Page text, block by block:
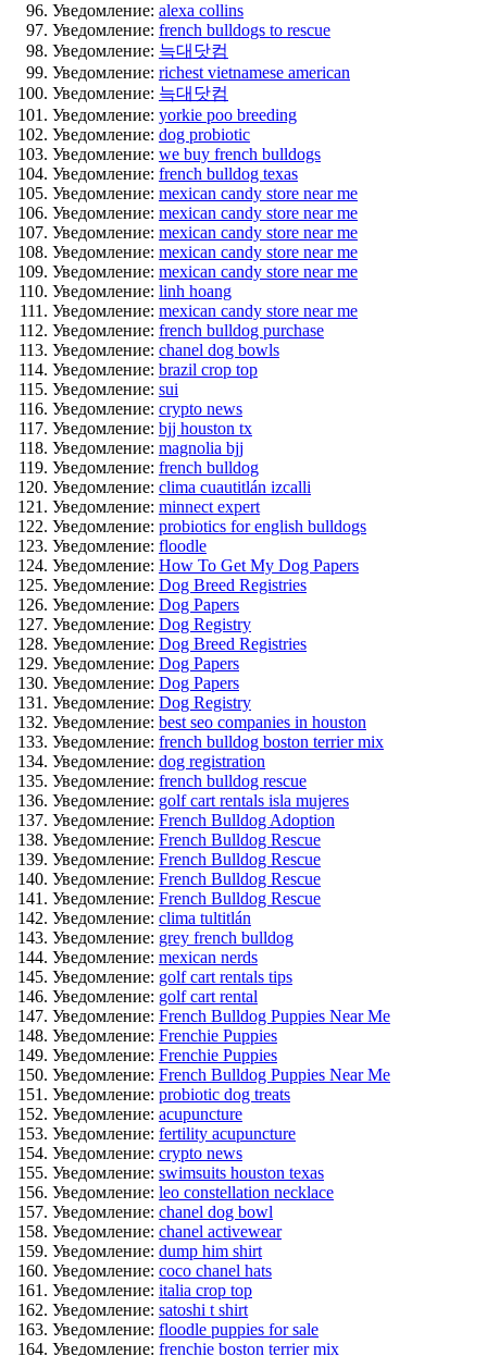
Уведомление: alexa collins
Уведомление: french bulldogs to rescue
Уведомление: 늑대닷컴
Уведомление: richest vietnamese american
Уведомление: 늑대닷컴
Уведомление: yorkie poo breeding
Уведомление: dog probiotic
Уведомление: we buy french bulldogs
Уведомление: french bulldog texas
Уведомление: mexican candy store near me
Уведомление: mexican candy store near me
Уведомление: mexican candy store near me
Уведомление: mexican candy store near me
Уведомление: mexican candy store near me
Уведомление: linh hoang
Уведомление: mexican candy store near me
Уведомление: french bulldog purchase
Уведомление: chanel dog bowls
Уведомление: brazil crop top
Уведомление: sui
Уведомление: crypto news
Уведомление: bjj houston tx
Уведомление: magnolia bjj
Уведомление: french bulldog
Уведомление: clima cuautitlán izcalli
Уведомление: minnect expert
Уведомление: probiotics for english bulldogs
Уведомление: floodle
Уведомление: How To Get My Dog Papers
Уведомление: Dog Breed Registries
Уведомление: Dog Papers
Уведомление: Dog Registry
Уведомление: Dog Breed Registries
Уведомление: Dog Papers
Уведомление: Dog Papers
Уведомление: Dog Registry
Уведомление: best seo companies in houston
Уведомление: french bulldog boston terrier mix
Уведомление: dog registration
Уведомление: french bulldog rescue
Уведомление: golf cart rentals isla mujeres
Уведомление: French Bulldog Adoption
Уведомление: French Bulldog Rescue
Уведомление: French Bulldog Rescue
Уведомление: French Bulldog Rescue
Уведомление: French Bulldog Rescue
Уведомление: clima tultitlán
Уведомление: grey french bulldog
Уведомление: mexican nerds
Уведомление: golf cart rentals tips
Уведомление: golf cart rental
Уведомление: French Bulldog Puppies Near Me
Уведомление: Frenchie Puppies
Уведомление: Frenchie Puppies
Уведомление: French Bulldog Puppies Near Me
Уведомление: probiotic dog treats
Уведомление: acupuncture
Уведомление: fertility acupuncture
Уведомление: crypto news
Уведомление: swimsuits houston texas
Уведомление: leo constellation necklace
Уведомление: chanel dog bowl
Уведомление: chanel activewear
Уведомление: dump him shirt
Уведомление: coco chanel hats
Уведомление: italia crop top
Уведомление: satoshi t shirt
Уведомление: floodle puppies for sale
Уведомление: frenchie boston terrier mix